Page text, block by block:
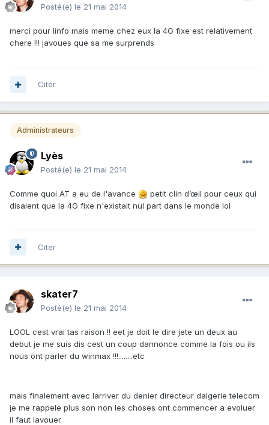
Posté(e) le 21 mai 2014
merci pour linfo mais meme chez eux la 4G fixe est relativement
chere !!! javoues que sa me surprends
Citer
Administrateurs
Lyès
Posté(e) le 21 mai 2014
Comme quoi AT a eu de l'avance
petit clin d’œil pour ceux qui
disaient que la 4G fixe n'existait nul part dans le monde lol
Citer
skater7
Posté(e) le 21 mai 2014
LOOL cest vrai tas raison !! eet je doit le dire jete un deux au
debut je me suis dis cest un coup dannonce comme la fois ou ils
nous ont parler du winmax !!!........etc
mais finalement avec larriver du denier directeur dalgerie telecom
je me rappele plus son non les choses ont commencer a evoluer
il faut lavouer